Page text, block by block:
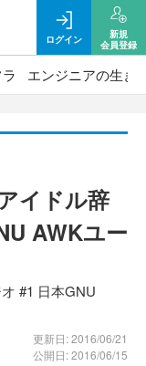
ログイン
新規
会員登録
エンジニアの生き
イドル辞
AWKユー
#1 日本GNU
更新日: 2016/06/21
公開日: 2016/06/15